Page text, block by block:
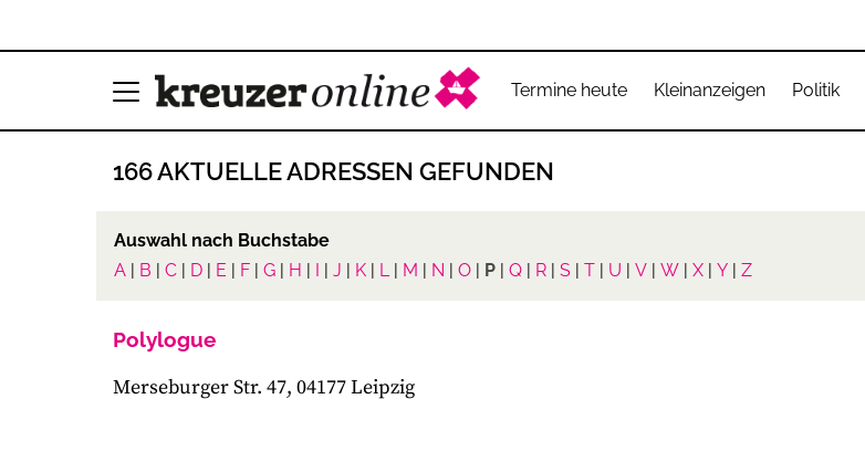
Termine heute Kleinanzeigen Politik
166 AKTUELLE ADRESSEN GEFUNDEN
Auswahl nach Buchstabe
A | B | C | D | E | F | G | H | I | J | K | L| M | N | O | P | Q | R | S | T | U | V | W | X | Y | Z
Polylogue
Merseburger Str. 47, 04177 Leipzig